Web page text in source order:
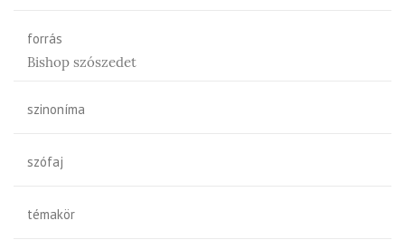
forrás
Bishop szószedet
szinoníma
szófaj
témakör